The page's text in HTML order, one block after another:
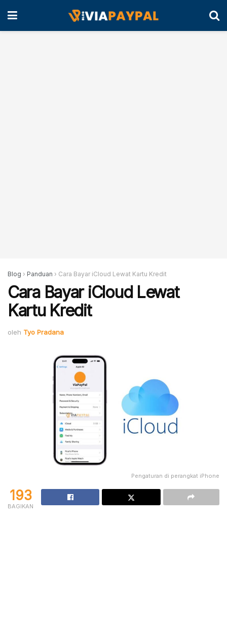
Blog › Panduan › Cara Bayar iCloud Lewat Kartu Kredit
Cara Bayar iCloud Lewat
Kartu Kredit
oleh Tyo Pradana
Pengaturan di perangkat iPhone
193
BAGIKAN